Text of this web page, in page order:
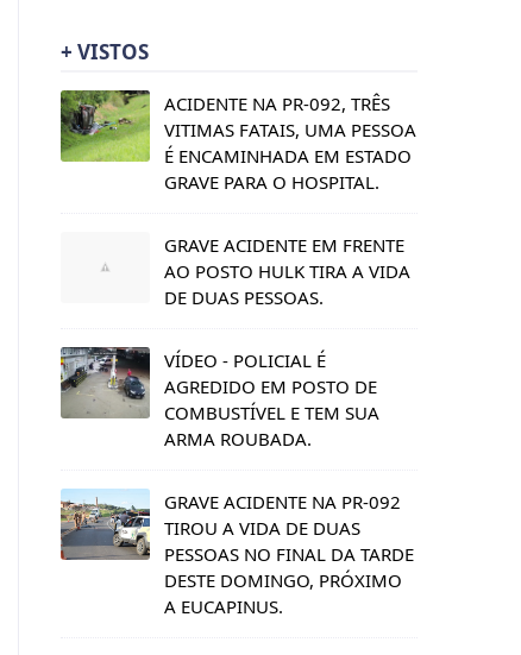
+ VISTOS
ACIDENTE NA PR-092, TRÊS
VITIMAS FATAIS, UMA PESSOA
É ENCAMINHADA EM ESTADO
GRAVE PARA O HOSPITAL.
GRAVE ACIDENTE EM FRENTE
AO POSTO HULK TIRA A VIDA
DE DUAS PESSOAS.
VÍDEO - POLICIAL É
AGREDIDO EM POSTO DE
COMBUSTÍVEL E TEM SUA
ARMA ROUBADA.
GRAVE ACIDENTE NA PR-092
TIROU A VIDA DE DUAS
PESSOAS NO FINAL DA TARDE
DESTE DOMINGO, PRÓXIMO
A EUCAPINUS.